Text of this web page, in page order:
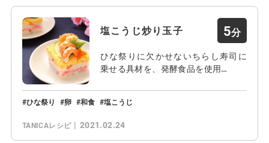
塩こうじ炒り玉子 5
ひな祭りに欠かせないちらし寿司に
乗せる具材を、発酵食品を使用…
ひな祭り 卵 和食 塩こうじ
TANICAレシピ 2021.02.24